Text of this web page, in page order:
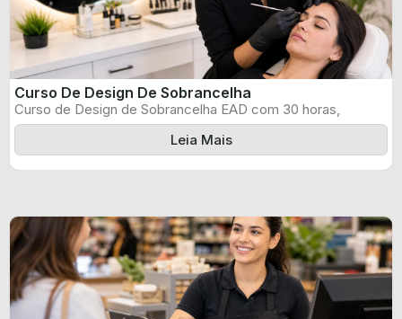
Curso De Design De Sobrancelha
Curso de Design de Sobrancelha EAD com 30 horas,
certificado informado pelo produtor ...
Leia Mais